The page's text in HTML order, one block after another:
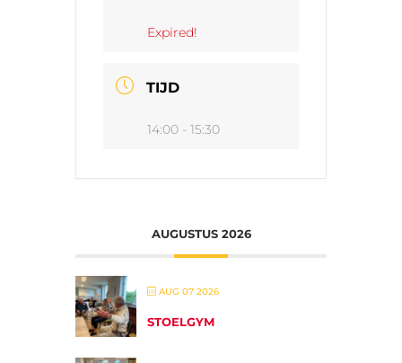
Expired!
TIJD
14:00 - 15:30
AUGUSTUS 2026
AUG 07 2026
STOELGYM